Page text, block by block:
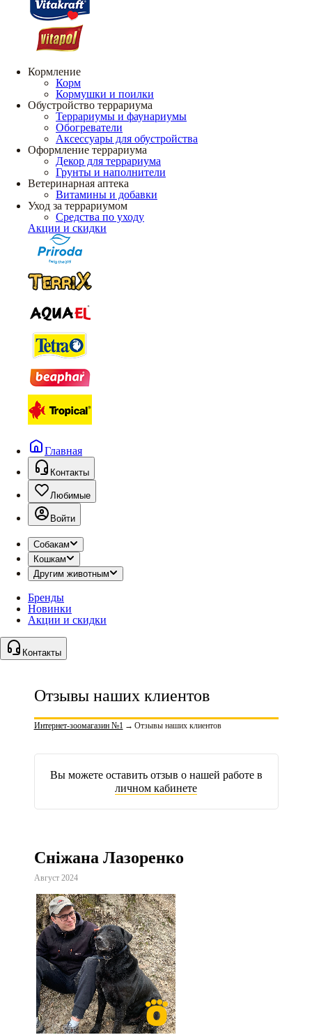
Кормление
Корм
Кормушки и поилки
Обустройство террариума
Террариумы и фаунариумы
Обогреватели
Аксессуары для обустройства
Оформление террариума
Декор для террариума
Грунты и наполнители
Ветеринарная аптека
Витамины и добавки
Уход за террариумом
Средства по уходу
Акции и скидки
Главная
Контакты
Любимые
Войти
Собакам
Кошкам
Другим животным
Бренды
Новинки
Акции и скидки
Контакты
Отзывы наших клиентов
Интернет-зоомагазин №1 → Отзывы наших клиентов
Вы можете оставить отзыв о нашей работе в
личном кабинете
Сніжана Лазоренко
Август 2024